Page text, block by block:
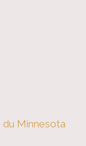
du Minnesota